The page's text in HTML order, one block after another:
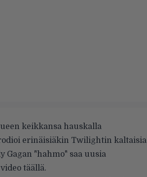
keikkansa hauskalla
erinäisiäkin Twilightin kaltaisia
Gagan "hahmo" saa uusia
täällä.